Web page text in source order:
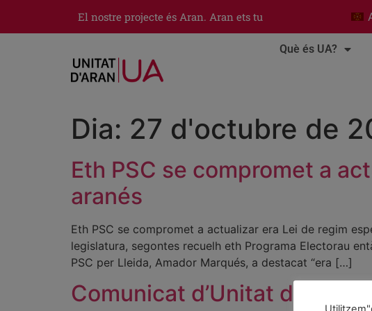
El nostre projecte és Aran. Aran ets tu
Què és UA?
Dia: 27 d'octubre de
Eth PSC se compromet a
aranés
Eth PSC se compromet a actualizar era Lei de regim
legislatura, segontes recuelh eth Programa Electorau
PSC per Lleida, Amador Marqués, a destacat “era […]
Comunicat d’Unitat d’Aran